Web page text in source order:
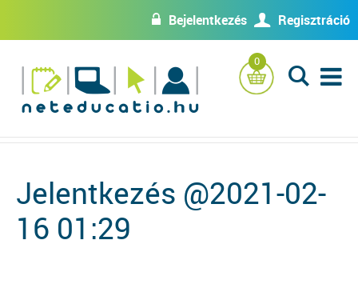
w Bejelentkezés U Regisztráció
0
L
Jelentkezés @2021-02-
16 01:29